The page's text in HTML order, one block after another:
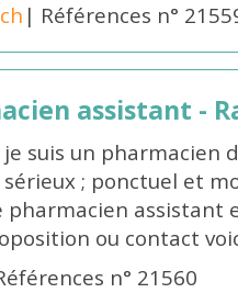
| Références n°
assistant -
je suis un pharmacien
; ponctuel et
pharmacien
ou contact
n° 21560